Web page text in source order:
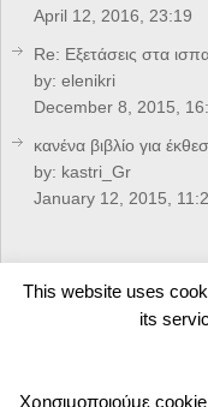
April 12, 2016, 23:19
Re: Eξετάσεις στα
by: elenikri
December 8, 2015,
κανένα βιβλίο για
by: kastri_Gr
January 12, 2015,
CREDITS
This website uses
its
Χρησιμοποιούμε cookie